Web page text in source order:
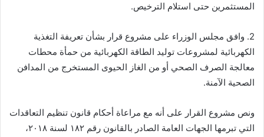
المستثمرين حتى استلام الترخيص.
2. وافق مجلس الوزراء على مشروع قرار بشأن تعريفة التغذية
الكهربائية لمشروعات توليد الطاقة الكهربائية من حمأة محطات
معالجة الصرف الصحي أو من الغاز الحيوى المستخرج من المدافن
الصحية الآمنة.
ونص مشروع القرار على أنه مع مراعاة أحكام قانون تنظيم التعاقدات
التي تبرمها الجهات العامة الصادر بالقانون رقم ١٨٢ لسنة ۲۰۱۸،